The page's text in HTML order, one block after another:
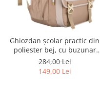
Ghiozdan școlar practic din
poliester bej, cu buzunar
suplimentar și spațiu pentru
o sticlă de apă - Peterson PTR-
PTN 8610-1341 BEIGE
284,00 Lei
149,00 Lei